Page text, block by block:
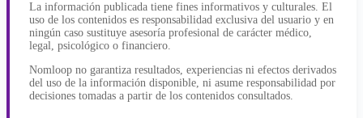
La información publicada tiene fines informativos y culturales. El
uso de los contenidos es responsabilidad exclusiva del usuario y en
ningún caso sustituye asesoría profesional de carácter médico,
legal, psicológico o financiero.
Nomloop no garantiza resultados, experiencias ni efectos derivados
del uso de la información disponible, ni asume responsabilidad por
decisiones tomadas a partir de los contenidos consultados.